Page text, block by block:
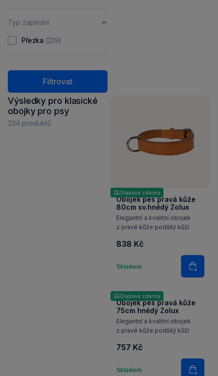
Výsledky pro klasické
obojky pro psy
234 produktů
Typ zapínání
Přezka (229)
Filtrovat
Doprava zdarma
Obojek pes pravá kůže
80cm sv.hnědý Zolux
Elegantní a kvalitní obojek
z pravé kůže podšitý kůží
838 Kč
Skladem
Množství
Do
Doprava zdarma
Obojek pes pravá kůže
75cm hnědý Zolux
Elegantní a kvalitní obojek
z pravé kůže podšitý kůží
757 Kč
Skladem
Množství